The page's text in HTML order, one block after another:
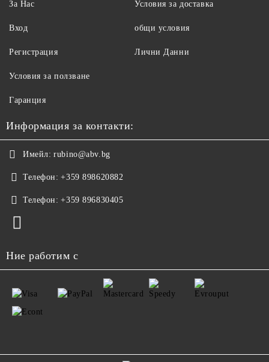
За Нас
Вход
Регистрация
Условия за доставка
общи условия
Лични Данни
Условия за ползване
Гаранция
Информация за контакти:
Имейл: rubino@abv.bg
Телефон: +359 898620882
Телефон: +359 896830405
Ние работим с